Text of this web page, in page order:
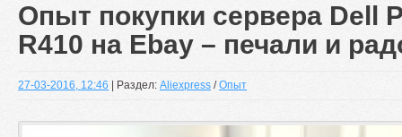
Опыт покупки сервера Dell
R410 на Ebay – печали и
27-03-2016, 12:46 | Раздел: Aliexpress /Опыт